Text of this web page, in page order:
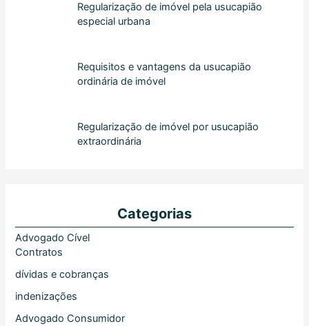
Regularização de imóvel pela usucapião
especial urbana
Requisitos e vantagens da usucapião
ordinária de imóvel
Regularização de imóvel por usucapião
extraordinária
Categorias
Advogado Cível
Contratos
dívidas e cobranças
indenizações
Advogado Consumidor